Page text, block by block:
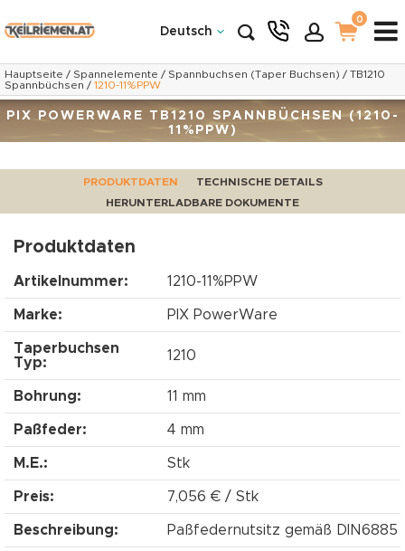
Deutsch
0
Hauptseite / Spannelemente / Spannbuchsen (Taper Buchsen) / TB1210
Spannbüchsen / 1210-11%PPW
PIX POWERWARE TB1210 SPANNBÜCHSEN (1210-
11%PPW)
PRODUKTDATEN
TECHNISCHE DETAILS
HERUNTERLADBARE DOKUMENTE
Produktdaten
Artikelnummer: 1210-11%PPW
Marke: PIX PowerWare
Taperbuchsen
Typ:
1210
Bohrung: 11 mm
Paßfeder: 4 mm
M.E.: Stk
Preis: 7,056 € / Stk
Beschreibung: Paßfedernutsitz gemäß DIN6885